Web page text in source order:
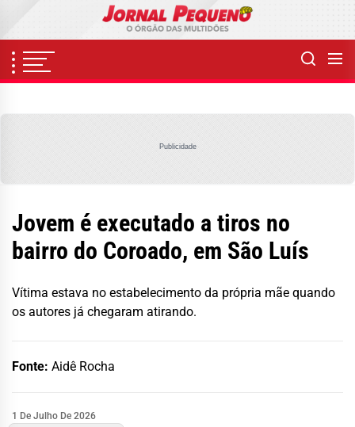
content
Publicidade
Jovem é executado a tiros no
bairro do Coroado, em São Luís
Vítima estava no estabelecimento da própria mãe quando
os autores já chegaram atirando.
Fonte: Aidê Rocha
1 De Julho De 2026